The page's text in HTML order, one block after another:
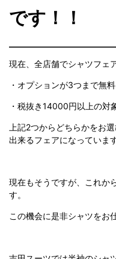
です！！
現在、全店舗でシャツフェ
・オプションが3つまで無
・税抜き14000円以上の
上記2つからどちらかをお
出来るフェアになっていま
現在もそうですが、これか
す。
この機会に是非シャツをお